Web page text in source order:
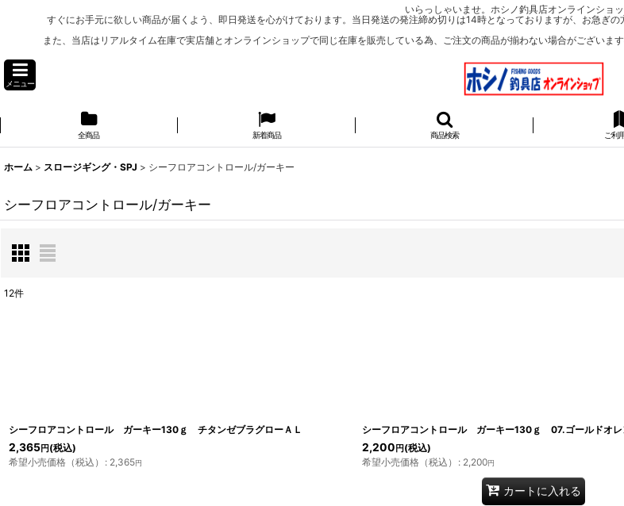
いらっしゃいませ。ホシノ釣具店オンラインショッ
すぐにお手元に欲しい商品が届くよう、即日発送を心がけております。当日発送の発注締め切りは14時となっておりますが、お急ぎ
また、当店はリアルタイム在庫で実店舗とオンラインショップで同じ在庫を販売している為、ご注文の商品が揃わない場合がございま
メニュー
全商品 新着商品 商品検索 ご利
ホーム > スロージギング・SPJ > シーフロアコントロール/ガーキー
シーフロアコントロール/ガーキー
12件
シーフロアコントロール ガーキー130ｇ チタンゼブラグローＡＬ
2,365円 (税込)
希望小売価格（税込） : 2,365円
シーフロアコントロール ガーキー130ｇ 07.ゴールドオレ
2,200 円(税込)
希望小売価格（税込） : 2,200円
カートに入れる